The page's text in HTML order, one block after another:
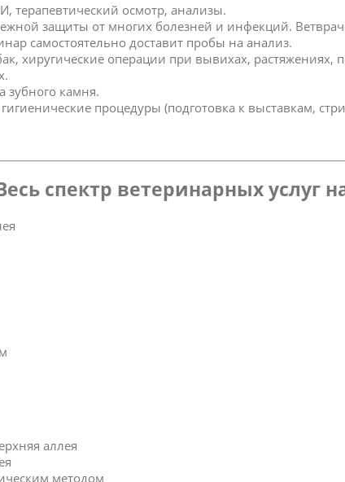
терапевтический осмотр, анализы.
защиты от многих болезней и инфекций.
самостоятельно доставит пробы на анализ.
хиругические операции при вывихах,
зубного камня.
процедуры (подготовка к выставкам,
спектр ветеринарных услуг
аллея
методом